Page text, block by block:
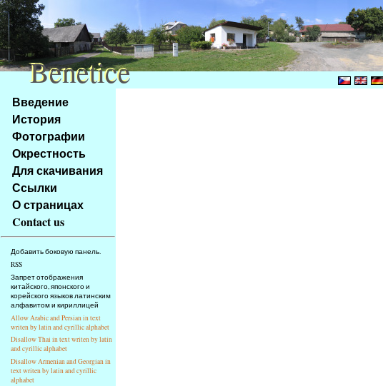
Na
obsah
stránky
Klávesové
zkratky
tomto
webu
základní
strana
Введение
История
Фотографии
Окрестность
Для скачивания
Ссылки
О страницах
Contact us
Добавить боковую панель.
RSS
Запрет отображения
китайского, японского и
корейского языков латинским
алфавитом и кириллицей
Allow Arabic and Persian in text
writen by latin and cyrillic alphabet
Disallow Thai in text writen by latin
and cyrillic alphabet
Disallow Armenian and Georgian in
text writen by latin and cyrillic
alphabet
Benetice
Benetice